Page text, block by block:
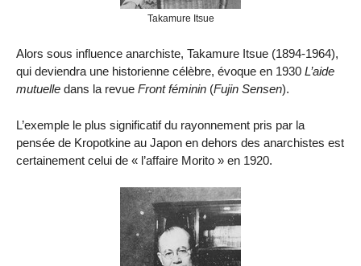
Takamure Itsue
Alors sous influence anarchiste, Takamure Itsue (1894-1964),
qui deviendra une historienne célèbre, évoque en 1930 L’aide
mutuelle dans la revue Front féminin (Fujin Sensen).
L’exemple le plus significatif du rayonnement pris par la
pensée de Kropotkine au Japon en dehors des anarchistes est
certainement celui de « l’affaire Morito » en 1920.